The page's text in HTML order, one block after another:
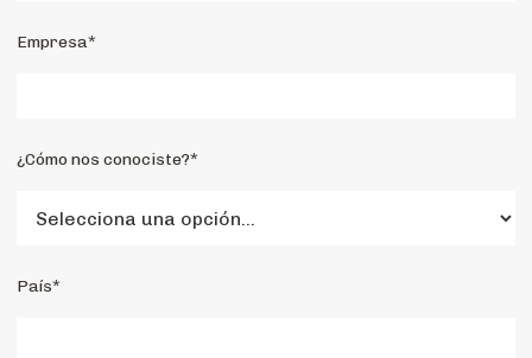
Empresa*
¿Cómo nos conociste?*
País*